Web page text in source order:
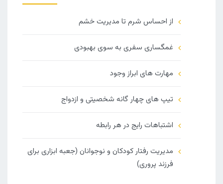
از احساس شرم تا مدیریت خشم
غمگساری سفری به سوی بهبودی
مهارت های ابراز وجود
تیپ های چهار گانه شخصیتی و ازدواج
اشتباهات رایج در هر رابطه
مدیریت رفتار کودکان و نوجوانان (جعبه ابزاری برای
فرزند پروری)